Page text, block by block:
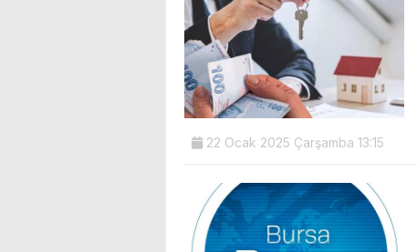
22 Ocak 2025 Çarşamba 13:15